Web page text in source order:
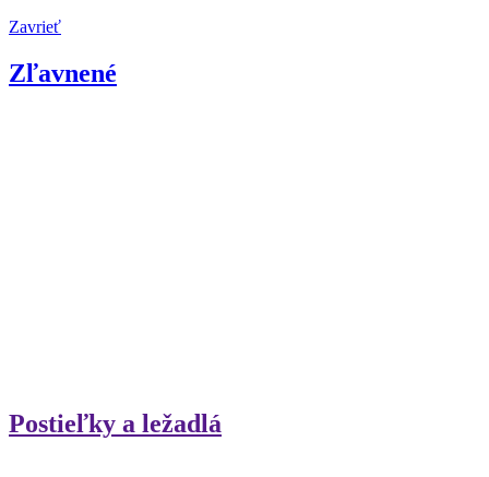
Zavrieť
Zľavnené
Postieľky a ležadlá